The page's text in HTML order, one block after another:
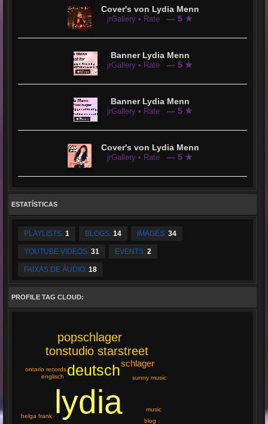
Cover's von Lydia Menn
jrGallery • Rate — 5 ★
Banner Lydia Menn
jrGallery • Rate — 5 ★
Banner Lydia Menn
jrGallery • Rate — 5 ★
Cover's von Lydia Menn
jrGallery • Rate — 5 ★
ESTATÍSTICAS
PLAYLISTS: 1 BLOGS: 14 IMAGES: 34
YOUTUBE VIDEOS: 31 EVENTS: 2
FAIXAS DE ÁUDIO: 18
PROFILE TAG CLOUD:
lydia
deutsch
tonstudio starstreet
popschlager
schlager
music
blog
helga frank
ontario records
sunny music
englisch